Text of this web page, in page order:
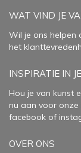
WAT VIND JE
Wil je ons helpen
het
INSPIRATIE IN
Hou je van kunst
nu aan voor onze
facebook of
OVER ONS